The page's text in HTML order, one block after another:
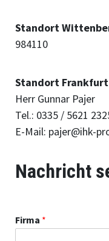
Standort
984110 E-
Standort
Herr Gunnar Pajer
Tel.: 0335 / 5621
E-Mail: pajer@ihk-
Nachricht
Firma *